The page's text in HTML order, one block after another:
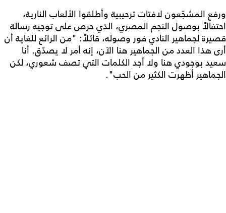
ورفع المشجّعون لافتات ترحيبية وأطلقوا الألعاب النارية،
احتفالاً بوصول النجم المصري، الذي حرص على توجيه رسالة
قصيرة لجماهير النادي فور وصوله، قائلاً: "من الرائع للغاية أن
أرى هذا العدد من الجماهير هنا الآن، إنه أمر لا يصدّق. أنا
سعيد بوجودي هنا ولا أجد الكلمات التي تصف شعوري، لكن
الجماهير أظهرت الكثير من الحب".